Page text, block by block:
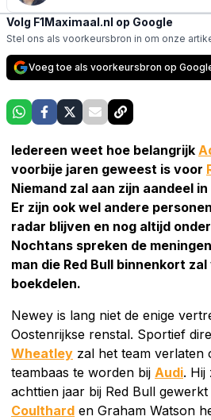
Volg F1Maximaal.nl op Google
Stel ons als voorkeursbron in om onze
Voeg toe als voorkeursbron op
Iedereen weet hoe belangrijk
voorbije jaren geweest is voor
Niemand zal aan zijn aandeel
Er zijn ook wel andere
radar blijven en nog altijd
Nochtans spreken de
man die Red Bull binnenkort
boekdelen.
Newey is lang niet de enige
Oostenrijkse renstal. Sportief
Wheatley zal het team verlaten
teambaas te worden bij Audi. Hij
achttien jaar bij Red Bull
Coulthard en Graham Watson